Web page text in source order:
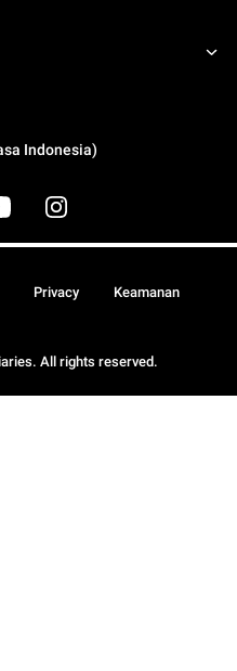
Indonesia)
All rights reserved.
Privacy Keamanan